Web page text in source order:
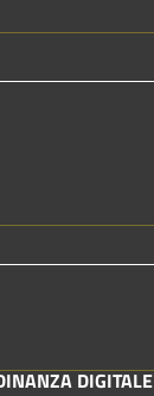
DIGITALE